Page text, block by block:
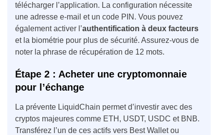
télécharger l’application. La configuration nécessite
une adresse e-mail et un code PIN. Vous pouvez
également activer l’authentification à deux facteurs
et la biométrie pour plus de sécurité. Assurez-vous de
noter la phrase de récupération de 12 mots.
Étape 2 : Acheter une cryptomonnaie
pour l’échange
La prévente LiquidChain permet d’investir avec des
cryptos majeures comme ETH, USDT, USDC et BNB.
Transférez l’un de ces actifs vers Best Wallet ou